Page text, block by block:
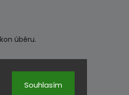
Souhlasím
úběru.
trusu .